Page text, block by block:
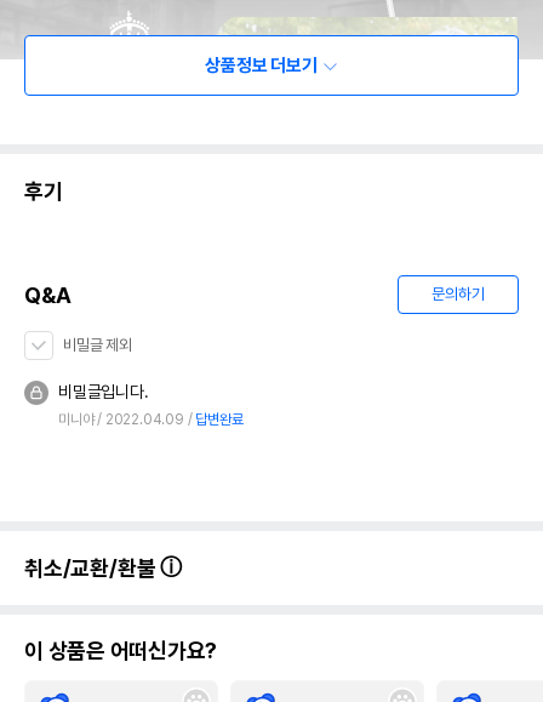
상품정보 더보기
후기
Q&A 문의하기
비밀글 제외
비밀글입니다.
미니야 2022.04.09 답변완료
취소/교환/환불
이 상품은 어떠신가요?